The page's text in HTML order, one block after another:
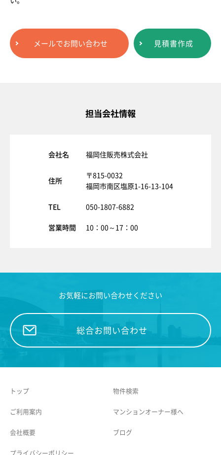
メールでお問い合わせ 見積書作成
担当会社情報
会社名 福岡住販売株式会社
住所
〒815-0032
福岡市南区塩原1-16-13-104
TEL
050-1807-6882
営業時間
10：00～17：00
お気軽にお問い合わせください
総合お問い合わせ
トップ 物件検索
ご利用案内 マンションオーナー様へ
会社概要 ブログ
プライバシーポリシー